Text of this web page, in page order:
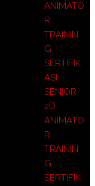
ANIMATO
R
TRAININ
G
SERTIFIK
ASI
SENIOR
2D
ANIMATO
R
TRAININ
G
SERTIFIK